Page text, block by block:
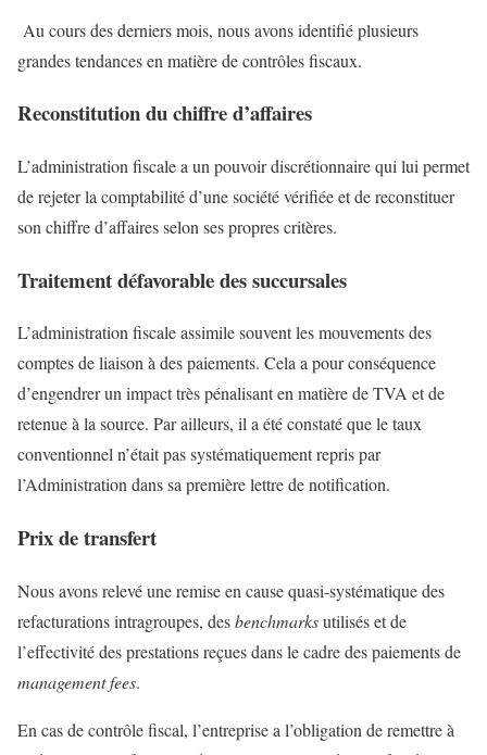
Au cours des derniers mois, nous avons identifié plusieurs
grandes tendances en matière de contrôles fiscaux.
Reconstitution du chiffre d’affaires
L’administration fiscale a un pouvoir discrétionnaire qui lui permet
de rejeter la comptabilité d’une société vérifiée et de reconstituer
son chiffre d’affaires selon ses propres critères.
Traitement défavorable des succursales
L’administration fiscale assimile souvent les mouvements des
comptes de liaison à des paiements. Cela a pour conséquence
d’engendrer un impact très pénalisant en matière de TVA et de
retenue à la source. Par ailleurs, il a été constaté que le taux
conventionnel n’était pas systématiquement repris par
l’Administration dans sa première lettre de notification.
Prix de transfert
Nous avons relevé une remise en cause quasi-systématique des
refacturations intragroupes, desbenchmarksutilisés et de
l’effectivité des prestations reçues dans le cadre des paiements de
management fees.
En cas de contrôle fiscal, l’entreprise a l’obligation de remettre à